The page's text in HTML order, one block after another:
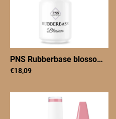
PNS Rubberbase blossom 15 ml
€18,09